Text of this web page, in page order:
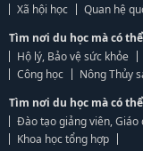
Xã hội học
Quan hệ
Tìm nơi du học mà có
Hộ lý, Bảo vệ sức khỏe
Công học
Nông Thủy
Tìm nơi du học mà có
Đào tạo giảng viên, Giáo
Khoa học tổng hợp